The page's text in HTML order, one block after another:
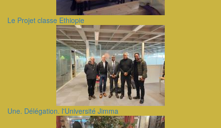
Le Projet classe Ethiopie
Une. Délégation. l'Université Jimma